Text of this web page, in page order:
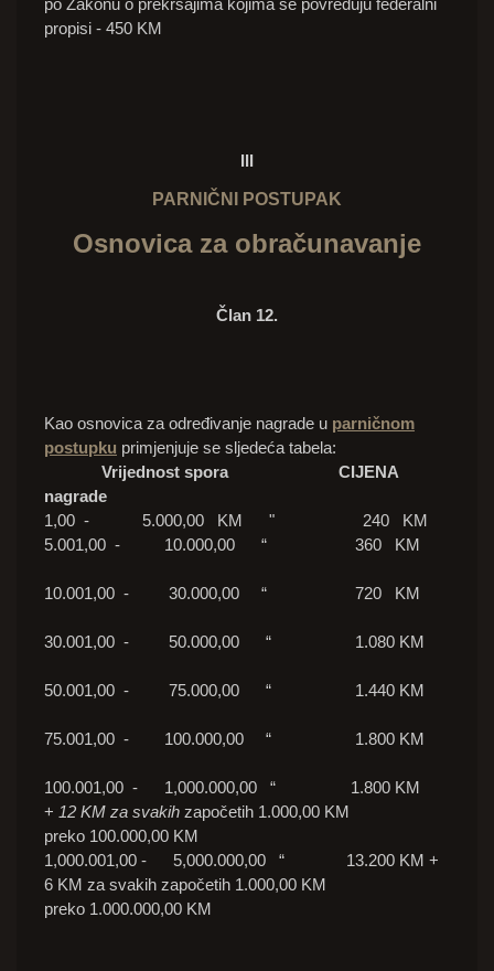
po Zakonu o prekršajima kojima se povređuju federalni
propisi - 450 KM
III
PARNIČNI POSTUPAK
Osnovica za obračunavanje
Član 12.
Kao osnovica za određivanje nagrade u parničnom
postupku primjenjuje se sljedeća tabela:
Vrijednost spora
CIJENA
nagrade
1,00 - 5.000,00 KM " 240 KM
5.001,00 - 10.000,00 “ 360 KM
10.001,00 - 30.000,00 “ 720 KM
30.001,00 - 50.000,00 “ 1.080 KM
50.001,00 - 75.000,00 “ 1.440 KM
75.001,00 - 100.000,00 “ 1.800 KM
100.001,00 - 1,000.000,00 “ 1.800 KM
+ 12 KM za svakih započetih 1.000,00 KM
preko 100.000,00 KM
1,000.001,00 - 5,000.000,00 “ 13.200 KM +
6 KM za svakih započetih 1.000,00 KM
preko 1.000.000,00 KM